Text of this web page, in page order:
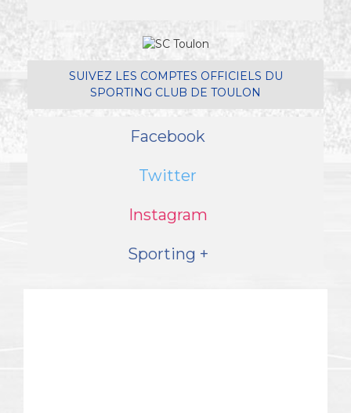
SUIVEZ LES COMPTES OFFICIELS DU
SPORTING CLUB DE TOULON
Facebook
Twitter
Instagram
Sporting +